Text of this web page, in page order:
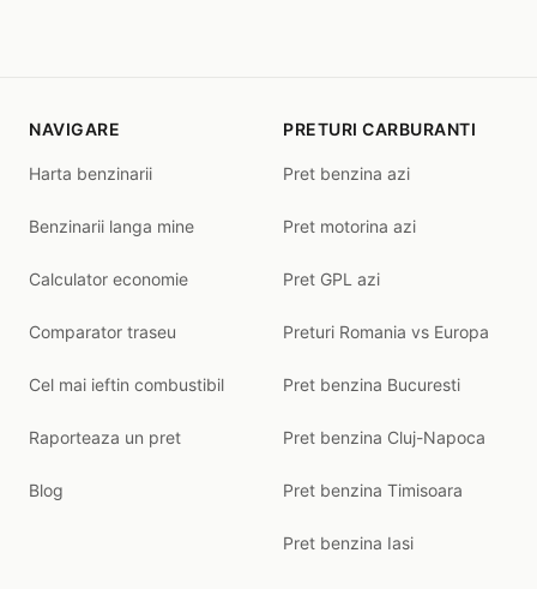
NAVIGARE
Harta benzinarii
Benzinarii langa mine
Calculator economie
Comparator traseu
Cel mai ieftin combustibil
Raporteaza un pret
Blog
PRETURI CARBURANTI
Pret benzina azi
Pret motorina azi
Pret GPL azi
Preturi Romania vs Europa
Pret benzina Bucuresti
Pret benzina Cluj-Napoca
Pret benzina Timisoara
Pret benzina Iasi